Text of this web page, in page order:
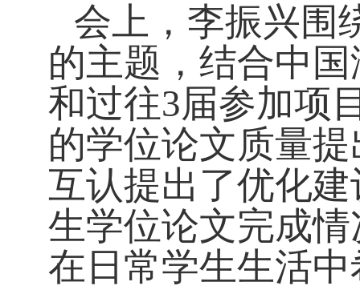
会上，李振兴围
的主题， 结合中
和过往3届参加项
的学位论文质量
互认提出了优化
生学位论文完成
在日常学生生活